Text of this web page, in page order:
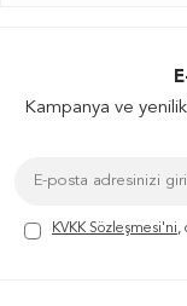
Kampanya ve
KVKK Sözleşmesi'ni,